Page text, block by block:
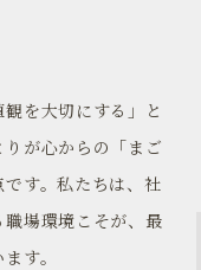
を大切にする」と
が心からの「まご
す。私たちは、社
場環境こそが、最
す。